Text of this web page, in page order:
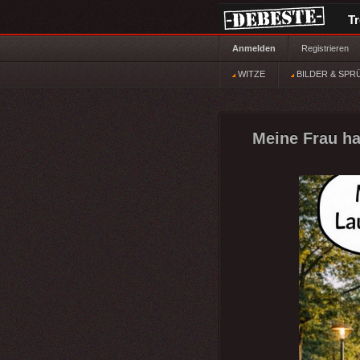
Anmelden Registrieren
WITZE BILDER &
Meine Frau